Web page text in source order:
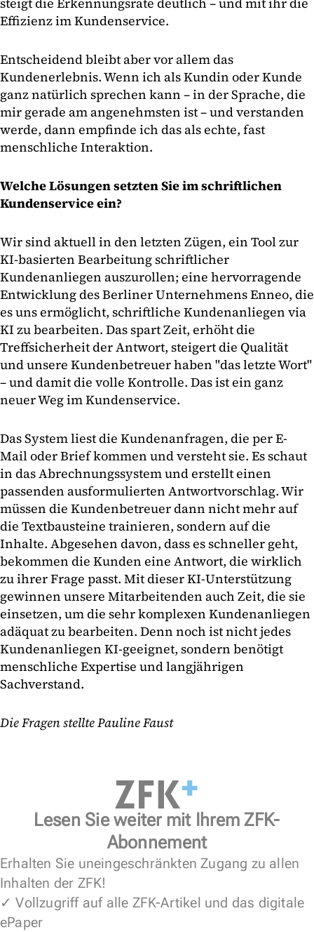
Effizienz im Kundenservice.
Entscheidend bleibt aber vor allem das
Kundenerlebnis. Wenn ich als Kundin oder Kunde
ganz natürlich sprechen kann – in der Sprache, die
mir gerade am angenehmsten ist – und verstanden
werde, dann empfinde ich das als echte, fast
menschliche Interaktion.
Welche Lösungen setzten Sie im schriftlichen
Kundenservice ein?
Wir sind aktuell in den letzten Zügen, ein Tool zur
KI-basierten Bearbeitung schriftlicher
Kundenanliegen auszurollen; eine hervorragende
Entwicklung des Berliner Unternehmens Enneo, die
es uns ermöglicht, schriftliche Kundenanliegen via
KI zu bearbeiten. Das spart Zeit, erhöht die
Treffsicherheit der Antwort, steigert die Qualität
und unsere Kundenbetreuer haben "das letzte Wort"
– und damit die volle Kontrolle. Das ist ein ganz
neuer Weg im Kundenservice.
Das System liest die Kundenanfragen, die per E-
Mail oder Brief kommen und versteht sie. Es schaut
in das Abrechnungssystem und erstellt einen
passenden ausformulierten Antwortvorschlag. Wir
müssen die Kundenbetreuer dann nicht mehr auf
die Textbausteine trainieren, sondern auf die
Inhalte. Abgesehen davon, dass es schneller geht,
bekommen die Kunden eine Antwort, die wirklich
zu ihrer Frage passt. Mit dieser KI-Unterstützung
gewinnen unsere Mitarbeitenden auch Zeit, die sie
einsetzen, um die sehr komplexen Kundenanliegen
adäquat zu bearbeiten. Denn noch ist nicht jedes
Kundenanliegen KI-geeignet, sondern benötigt
menschliche Expertise und langjährigen
Sachverstand.
Die Fragen stellte Pauline Faust
Lesen Sie weiter mit Ihrem ZFK-
Abonnement
Erhalten Sie uneingeschränkten Zugang zu allen
Inhalten der ZFK!
✓ Vollzugriff auf alle ZFK-Artikel und das digitale
ePaper